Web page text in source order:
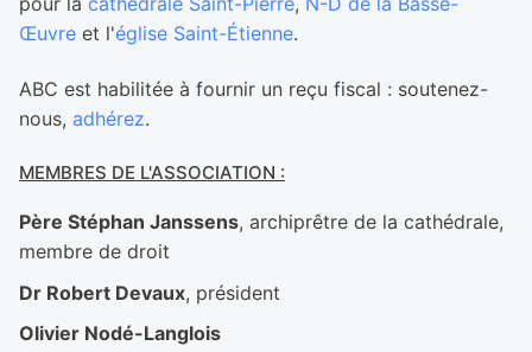
Œuvre et l'église Saint-Étienne.
ABC est habilitée à fournir un reçu fiscal : soutenez-
nous, adhérez.
MEMBRES DE L'ASSOCIATION :
Père Stéphan Janssens, archiprêtre de la cathédrale,
membre de droit
Dr Robert Devaux, président
Olivier Nodé-Langlois